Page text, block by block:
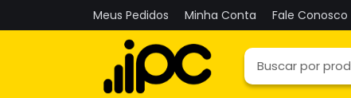
Meus Pedidos Minha Conta Fale Conosco